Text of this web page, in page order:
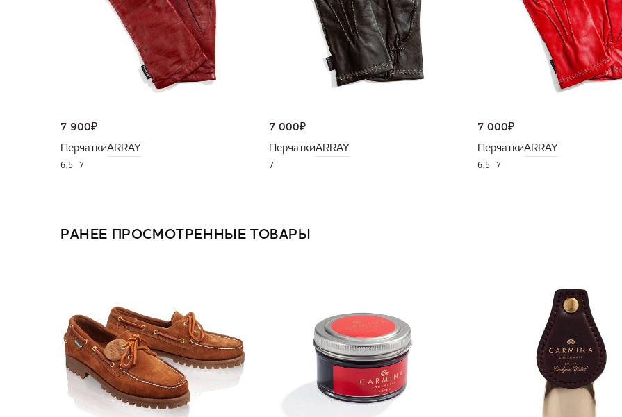
7 900₽
ПерчаткиARRAY
6,5 7
7 000₽
ПерчаткиARRAY
7
7 000₽
ПерчаткиARRAY
6,5 7
РАНЕЕ ПРОСМОТРЕННЫЕ ТОВАРЫ